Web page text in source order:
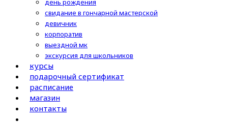
день рождения
свидание в гончарной мастерской
девичник
корпоратив
выездной мк
экскурсия для школьников
курсы
подарочный сертификат
расписание
магазин
контакты